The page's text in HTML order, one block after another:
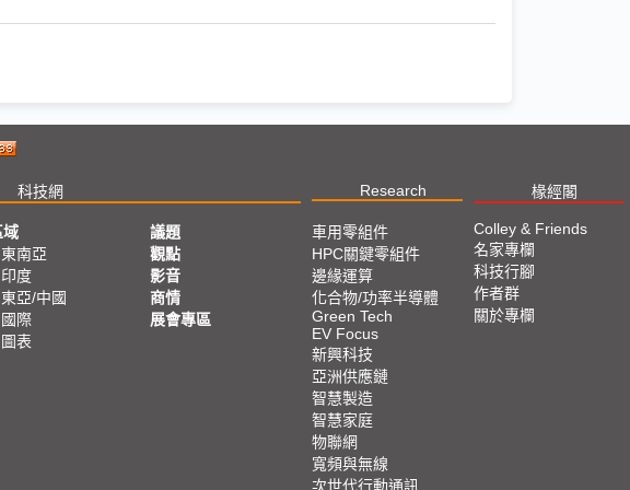
科技網 Research 椽經閣
域
東南亞
印度
東亞/中國
國際
圖表
議題
觀點
影音
商情
展會專區
車用零組件
HPC關鍵零組件
邊緣運算
化合物/功率半導體
Green Tech
EV Focus
新興科技
亞洲供應鏈
智慧製造
智慧家庭
物聯網
寬頻與無線
次世代行動通訊
Colley & Friends
名家專欄
科技行腳
作者群
關於專欄